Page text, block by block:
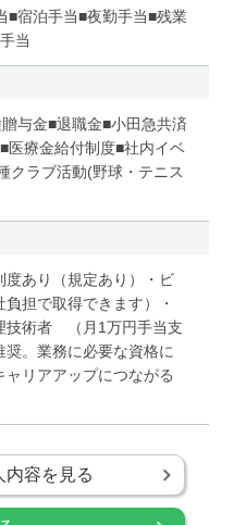
■宿泊手当■夜勤手当■残業
当
与金■退職金■小田急共済
医療金給付制度■社内イベ
クラブ活動(野球・テニス
度あり（規定あり）・ビ
担で取得できます）・
技術者 （月1万円手当支
。業務に必要な資格に
リアアップにつながる
内容を見る